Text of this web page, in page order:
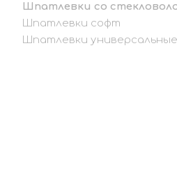
Шпатлевки со
Шпатлевки софт
Шпатлевки универсальные